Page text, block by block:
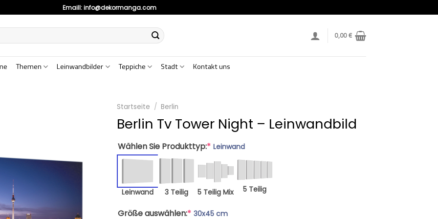
Emaill:info@dekormanga.com
0,00€
Themen Leinwandbilder Teppiche Stadt Kontakt uns
Startseite / Berlin
Berlin Tv Tower Night – Leinwandbild
Wählen Sie Produkttyp:* Leinwand
Leinwand 3 Teilig 5 Teilig Mix 5 Teilig
Größe auswählen:* 30x45 cm